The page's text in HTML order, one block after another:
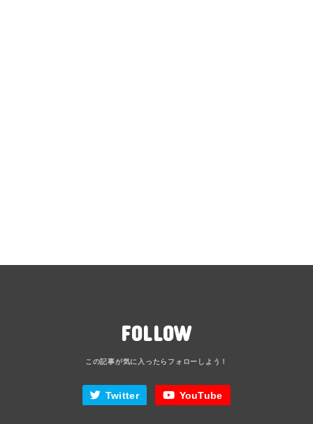
FOLLOW
Twitter YouTube